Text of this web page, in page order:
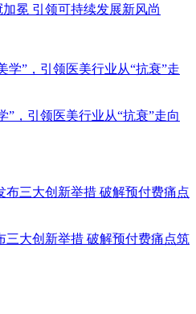
冕 引领可持续发展新风尚
”，引领医美行业从“抗衰”走向
三大创新举措 破解预付费痛点筑